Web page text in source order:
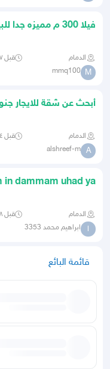
فيلا 300 م مميزه
الدمام قبل ٢٧ دقيقة
M
mmq100
أبحث عن شقة للايجار
الدمام قبل ٣٤ دقيقة
A
alshreef-m
in dammam uhad ya
الدمام قبل ٥٨ دقيقة
ا ابراهيم محمد 3353
قائمة البائع